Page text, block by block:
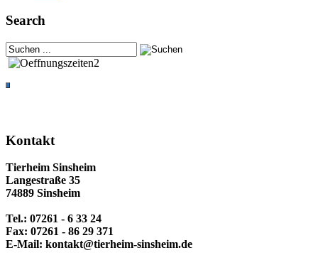
Search
Kontakt
Tierheim Sinsheim
Langestraße 35
74889 Sinsheim
Tel.: 07261 - 6 33 24
Fax: 07261 - 86 29 371
E-Mail: kontakt@tierheim-sinsheim.de